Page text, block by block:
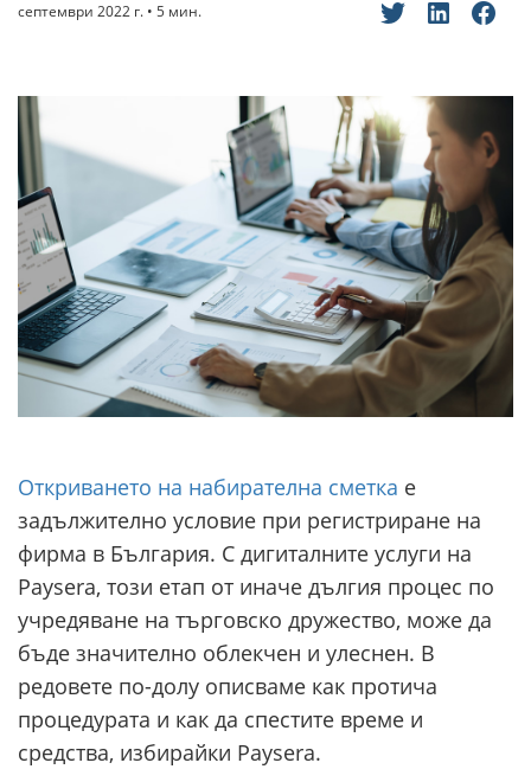
септември 2022 г. • 5 мин.
Откриването на набирателна сметка е
задължително условие при регистриране на
фирма в България. С дигиталните услуги на
Paysera, този етап от иначе дългия процес по
учредяване на търговско дружество, може да
бъде значително облекчен и улеснен. В
редовете по-долу описваме как протича
процедурата и как да спестите време и
средства, избирайки Paysera.